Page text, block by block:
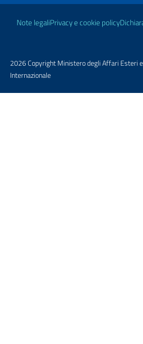
Link Utili
Note legaliPrivacy e cookie policy
2026 Copyright Ministero degli Affari Esteri
Internazionale